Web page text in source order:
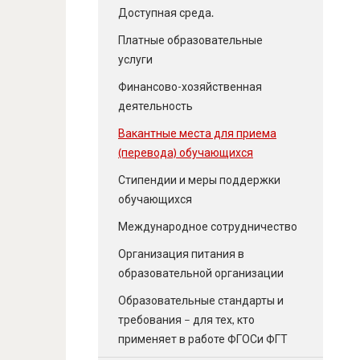
Доступная среда.
Платные образовательные
услуги
Финансово-хозяйственная
деятельность
Вакантные места для приема
(перевода) обучающихся
Стипендии и меры поддержки
обучающихся
Международное сотрудничество
Организация питания в
образовательной организации
Образовательные стандарты и
требования – для тех, кто
применяет в работе ФГОСи ФГТ